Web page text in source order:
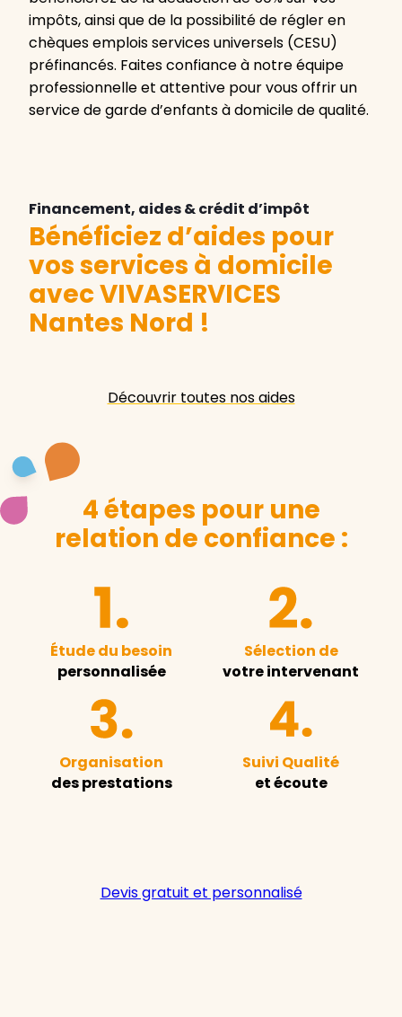
impôts, ainsi que de la possibilité de régler en
chèques emplois services universels (CESU)
préfinancés. Faites confiance à notre équipe
professionnelle et attentive pour vous offrir un
service de garde d’enfants à domicile de qualité.
Financement, aides & crédit d’impôt
Bénéficiez d’aides pour
vos services à domicile
avec VIVASERVICES
Nantes Nord !
Découvrir toutes nos aides
4 étapes pour une
relation de confiance :
Étude du besoin
personnalisée
Sélection de
votre intervenant
Organisation
des prestations
Suivi Qualité
et écoute
Devis gratuit et personnalisé